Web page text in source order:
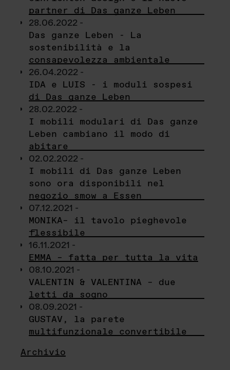
partner di Das ganze Leben
28.06.2022 -
Das ganze Leben - La
sostenibilità e la
consapevolezza ambientale
26.04.2022 -
IDA e LUIS - i moduli sospesi
di Das ganze Leben
28.02.2022 -
I mobili modulari di Das ganze
Leben cambiano il modo di
abitare
02.02.2022 -
I mobili di Das ganze Leben
sono ora disponibili nel
negozio smow a Essen
07.12.2021 -
MONIKA– il tavolo pieghevole
flessibile
16.11.2021 -
EMMA – fatta per tutta la vita
08.10.2021 -
VALENTIN & VALENTINA – due
letti da sogno
08.09.2021 -
GUSTAV, la parete
multifunzionale convertibile
Archivio